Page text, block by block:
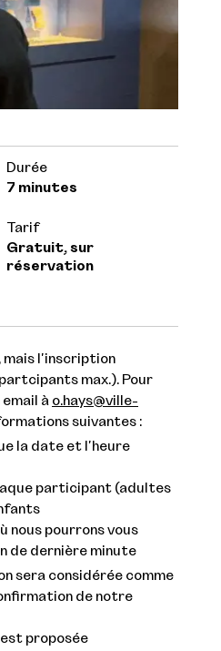
Durée
7 minutes
Tarif
Gratuit, sur
réservation
l'inscription
max.). Pour
à o.hays@ville-
suivantes :
la date et l'heure
participant (adultes
nous pourrons vous
de dernière minute
sera considérée comme
de notre
est proposée